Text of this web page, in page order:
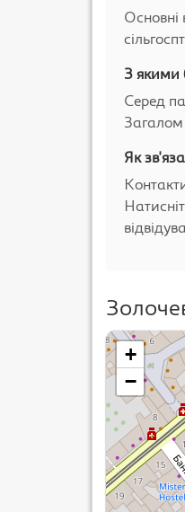
Основні
З якими
Серед
Загалом
Як
+
−